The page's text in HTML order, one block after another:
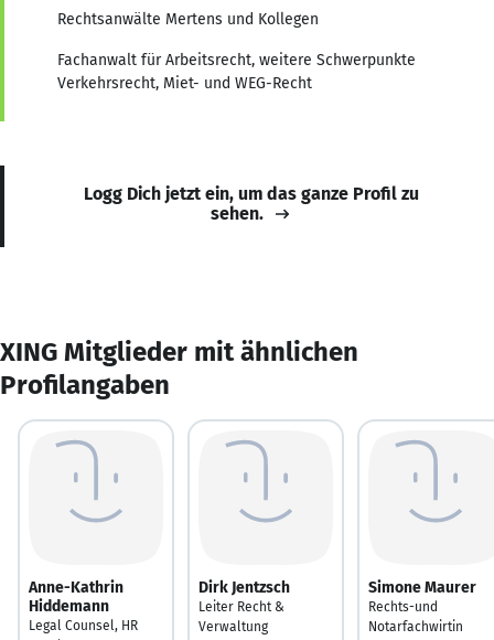
Rechtsanwälte Mertens und Kollegen
Fachanwalt für Arbeitsrecht, weitere Schwerpunkte
Verkehrsrecht, Miet- und WEG-Recht
Logg Dich jetzt ein, um das ganze Profil zu
sehen.
XING Mitglieder mit ähnlichen
Profilangaben
Anne-Kathrin
Hiddemann
Legal Counsel, HR
Dirk Jentzsch
Leiter Recht &
Verwaltung
Simone Maurer
Rechts-und
Notarfachwirtin